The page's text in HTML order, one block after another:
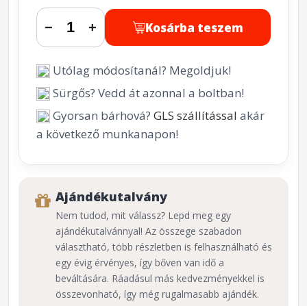
− + Kosárba teszem
Utólag módosítanál? Megoldjuk!
Sürgős? Vedd át azonnal a boltban!
Gyorsan bárhová? GLS szállítással akár
a következő munkanapon!
Ajándékutalvány
Nem tudod, mit válassz? Lepd meg egy
ajándékutalvánnyal! Az összege szabadon
választható, több részletben is felhasználható és
egy évig érvényes, így bőven van idő a
beváltására. Ráadásul más kedvezményekkel is
összevonható, így még rugalmasabb ajándék.